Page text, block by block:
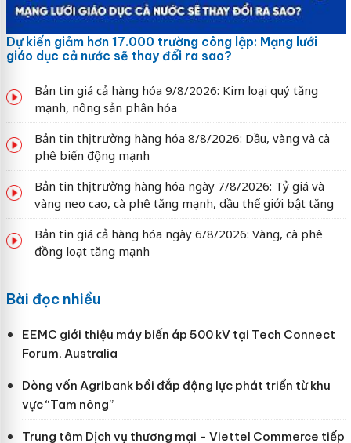
Dự kiến giảm hơn 17.000 trường công lập: Mạng lưới
giáo dục cả nước sẽ thay đổi ra sao?
Bản tin giá cả hàng hóa 9/8/2026: Kim loại quý tăng
mạnh, nông sản phân hóa
Bản tin thị trường hàng hóa 8/8/2026: Dầu, vàng và cà
phê biến động mạnh
Bản tin thị trường hàng hóa ngày 7/8/2026: Tỷ giá và
vàng neo cao, cà phê tăng mạnh, dầu thế giới bật tăng
Bản tin giá cả hàng hóa ngày 6/8/2026: Vàng, cà phê
đồng loạt tăng mạnh
Bài đọc nhiều
EEMC giới thiệu máy biến áp 500 kV tại Tech Connect
Forum, Australia
Dòng vốn Agribank bồi đắp động lực phát triển từ khu
vực “Tam nông”
Trung tâm Dịch vụ thương mại - Viettel Commerce tiếp